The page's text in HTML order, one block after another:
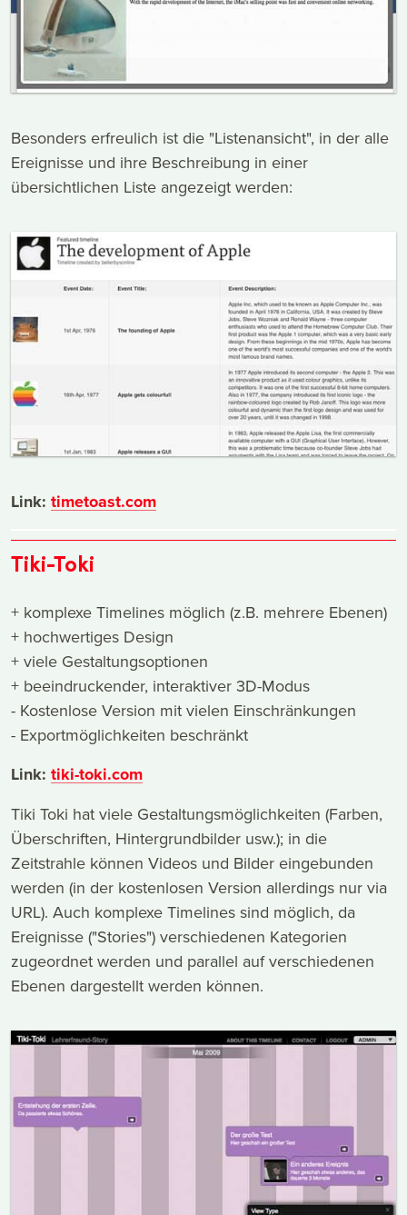
Besonders erfreulich ist die "Listenansicht", in der alle
Ereignisse und ihre Beschreibung in einer
übersichtlichen Liste angezeigt werden:
Link: timetoast.com
Tiki-Toki
+ komplexe Timelines möglich (z.B. mehrere Ebenen)
+ hochwertiges Design
+ viele Gestaltungsoptionen
+ beeindruckender, interaktiver 3D-Modus
- Kostenlose Version mit vielen Einschränkungen
- Exportmöglichkeiten beschränkt
Link: tiki-toki.com
Tiki Toki hat viele Gestaltungsmöglichkeiten (Farben,
Überschriften, Hintergrundbilder usw.); in die
Zeitstrahle können Videos und Bilder eingebunden
werden (in der kostenlosen Version allerdings nur via
URL). Auch komplexe Timelines sind möglich, da
Ereignisse ("Stories") verschiedenen Kategorien
zugeordnet werden und parallel auf verschiedenen
Ebenen dargestellt werden können.